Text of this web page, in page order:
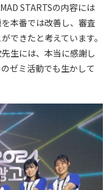
STARTSの内容には
本番では改善し、審査
できたと考えています。
生には、本当に感謝し
ゼミ活動でも生かして